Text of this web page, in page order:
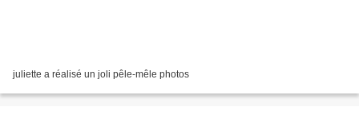
juliette a réalisé un joli pêle-mêle photos